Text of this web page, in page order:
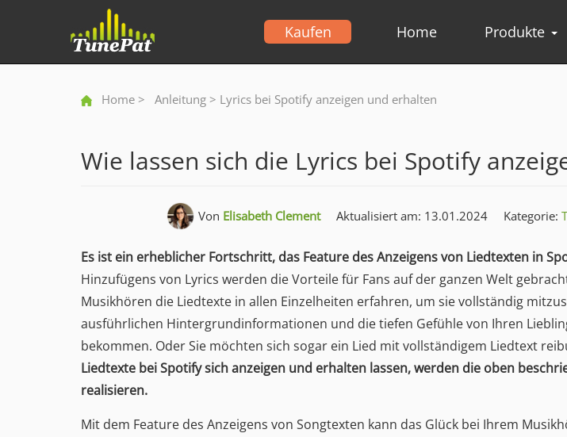
Kaufen Home Produkte
Home > Anleitung > Lyrics bei Spotify anzeigen und erhalten
Wie lassen sich die Lyrics bei Spotify
Von Elisabeth Clement Aktualisiert am: 13.01.2024 Kategorie:
Es ist ein erheblicher Fortschritt, das Feature des Anzeigens von Liedtexten in
Hinzufügens von Lyrics werden die Vorteile für Fans auf der ganzen Welt
Musikhören die Liedtexte in allen Einzelheiten erfahren, um sie vollständig
ausführlichen Hintergrundinformationen und die tiefen Gefühle von Ihren
bekommen. Oder Sie möchten sich sogar ein Lied mit vollständigem Liedtext
Liedtexte bei Spotify sich anzeigen und erhalten lassen, werden die oben
realisieren.
Mit dem Feature des Anzeigens von Songtexten kann das Glück bei Ihrem